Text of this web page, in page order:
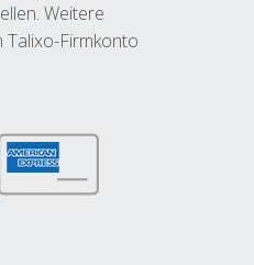
Weitere
Firmkonto